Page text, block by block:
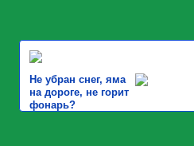
Не убран снег, яма
на дороге, не горит
фонарь?